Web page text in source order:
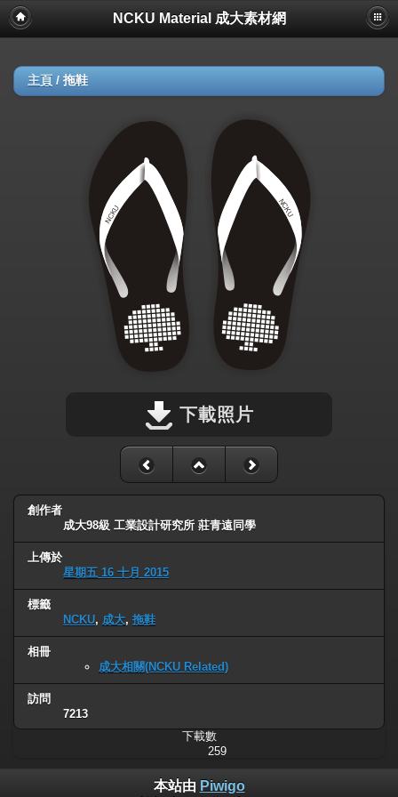
NCKU Material 成大素材網
主頁 / 拖鞋
下載照片
創作者
成大98級 工業設計研究所 莊青遠同學
上傳於
星期五 16 十月 2015
標籤
NCKU, 成大, 拖鞋
相冊
成大相關(NCKU Related)
訪問
7213
下載數
259
本站由 Piwigo